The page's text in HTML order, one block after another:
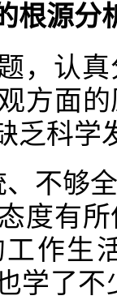
根源分
，认
方面
乏科学
不够
度有
作生
学了